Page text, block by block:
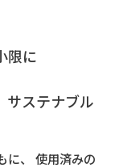
限に
サステナブル
に、 使用済みの